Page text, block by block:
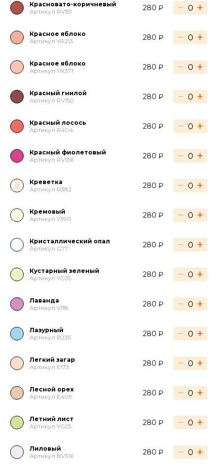
Красновато-коричневый
Артикул RV151
280 ₽ − +
Красное яблоко
Артикул YR213
280 ₽ − +
Красное яблоко
Артикул YR371
280 ₽ − +
Красный гнилой
Артикул RV150
280 ₽ − +
Красный лосось
Артикул R404
280 ₽ − +
Красный фиолетовый
Артикул RV136
280 ₽ − +
Креветка
Артикул R382
280 ₽ − +
Кремовый
Артикул Y390
280 ₽ − +
Кристаллический опал
Артикул G77
280 ₽ − +
Кустарный зеленый
Артикул YG35
280 ₽ − +
Лаванда
Артикул V118
280 ₽ − +
Лазурный
Артикул B235
280 ₽ − +
Легкий загар
Артикул E173
280 ₽ − +
Лесной орех
Артикул E409
280 ₽ − +
Летний лист
Артикул YG25
280 ₽ − +
Лиловый
Артикул BV316
280 ₽ − +